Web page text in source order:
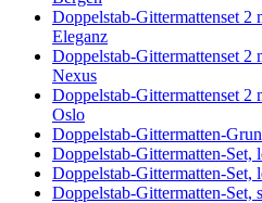
Doppelstab-Gittermattenset 2
Eleganz
Doppelstab-Gittermattenset 2
Nexus
Doppelstab-Gittermattenset 2
Oslo
Doppelstab-Gittermatten-
Doppelstab-Gittermatten-Set,
Doppelstab-Gittermatten-Set,
Doppelstab-Gittermatten-Set,